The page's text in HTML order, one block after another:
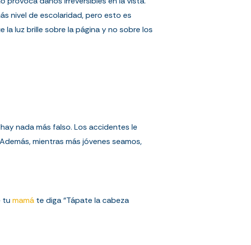
nivel de escolaridad, pero esto es
luz brille sobre la página y no sobre los
nada más falso. Los accidentes le
mientras más jóvenes seamos,
tu mamá te diga “Tápate la cabeza